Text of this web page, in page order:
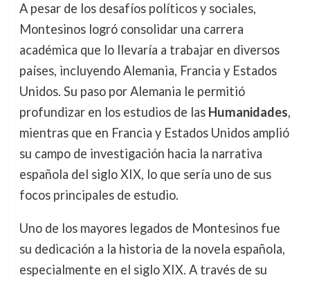
A pesar de los desafíos políticos y sociales,
Montesinos logró consolidar una carrera
académica que lo llevaría a trabajar en diversos
países, incluyendo Alemania, Francia y Estados
Unidos. Su paso por Alemania le permitió
profundizar en los estudios de las Humanidades,
mientras que en Francia y Estados Unidos amplió
su campo de investigación hacia la narrativa
española del siglo XIX, lo que sería uno de sus
focos principales de estudio.
Uno de los mayores legados de Montesinos fue
su dedicación a la historia de la novela española,
especialmente en el siglo XIX. A través de su